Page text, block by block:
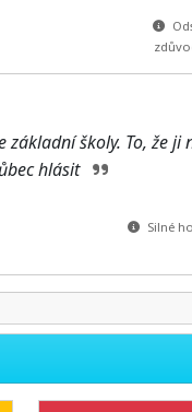
školy. To, že ji
hlásit
Silné